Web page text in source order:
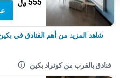
شاهد المزيد من أهم الفنادق في
فنادق بالقرب من كونراد بكين